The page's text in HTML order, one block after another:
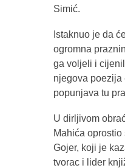
Simić.
Istaknuo je da
ogromna
ga voljeli i
njegova poezija
popunjava tu
U dirljivom
Mahića
Gojer, koji je
tvorac i lider